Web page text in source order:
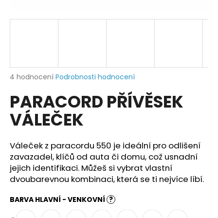
Průměrné
produktu
je
5,0
z
hvězdiček.
4 hodnocení Podrobnosti hodnocení
PARACORD PŘÍVĚSEK
VÁLEČEK
Váleček z paracordu 550 je ideální pro odlišení
zavazadel, klíčů od auta či domu, což usnadní
jejich identifikaci. Můžeš si vybrat vlastní
dvoubarevnou kombinaci, která se ti nejvíce líbí.
BARVA HLAVNÍ - VENKOVNÍ ?
j
?
D
o
p
r